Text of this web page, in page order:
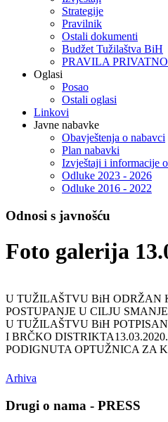
Strategije
Pravilnik
Ostali dokumenti
Budžet Tužilaštva BiH
PRAVILA
Oglasi
Posao
Ostali oglasi
Linkovi
Javne nabavke
Obavještenja o nabavci
Plan nabavki
Izvještaji i informacije
Odluke 2023 - 2026
Odluke 2016 - 2022
Odnosi s javnošću
Foto galerija
U TUŽILAŠTVU BiH ODRŽAN
POSTUPANJE U CILJU
U TUŽILAŠTVU BiH
I BRČKO DISTRIKTA13.03.2020.
PODIGNUTA OPTUŽNICA ZA
Arhiva
Drugi o nama - PRESS